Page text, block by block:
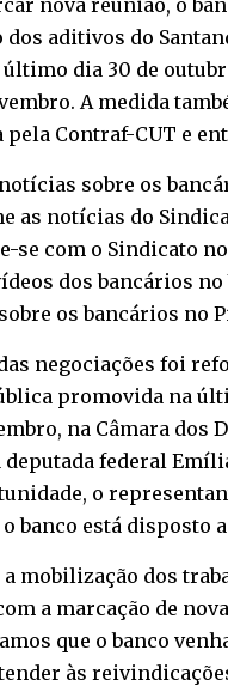
aditivos do
dia 30 de
A medida
Contraf-CUT e
notícias sobre os
as notícias do
se com o Sindicato no
dos bancários no
os bancários no
negociações foi
promovida na
na Câmara dos
federal
o
banco está disposto
a mobilização dos
a marcação de
que o banco
às